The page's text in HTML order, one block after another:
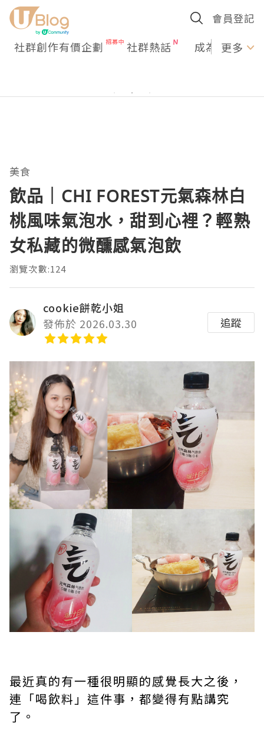
會員登記
社群創作有價企劃 社群熱話 成為U更多
美食
飲品｜CHI FOREST元氣森林白
桃風味氣泡水，甜到心裡？輕熟
女私藏的微醺感氣泡飲
瀏覽次數:124
cookie餅乾小姐
發佈於 2026.03.30
追蹤
最近真的有一種很明顯的感覺長大之後，
連「喝飲料」這件事，都變得有點講究
了。